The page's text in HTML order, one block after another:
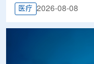
医疗 2026-08-08